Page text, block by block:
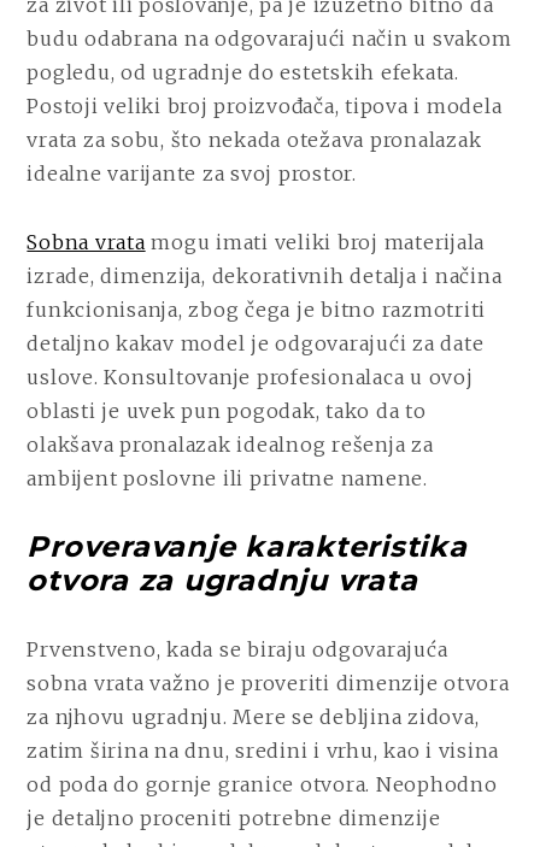
VRATA
U
DANAŠNJOJ
za život ili poslovanje, pa je izuzetno bitno da
budu odabrana na odgovarajući način u svakom
pogledu, od ugradnje do estetskih efekata.
Postoji veliki broj proizvođača, tipova i modela
vrata za sobu, što nekada otežava pronalazak
idealne varijante za svoj prostor.
Sobna vrata mogu imati veliki broj materijala
izrade, dimenzija, dekorativnih detalja i načina
funkcionisanja, zbog čega je bitno razmotriti
detaljno kakav model je odgovarajući za date
uslove. Konsultovanje profesionalaca u ovoj
oblasti je uvek pun pogodak, tako da to
olakšava pronalazak idealnog rešenja za
ambijent poslovne ili privatne namene.
Proveravanje karakteristika
otvora za ugradnju vrata
Prvenstveno, kada se biraju odgovarajuća
sobna vrata važno je proveriti dimenzije otvora
za njhovu ugradnju. Mere se debljina zidova,
zatim širina na dnu, sredini i vrhu, kao i visina
od poda do gornje granice otvora. Neophodno
je detaljno proceniti potrebne dimenzije